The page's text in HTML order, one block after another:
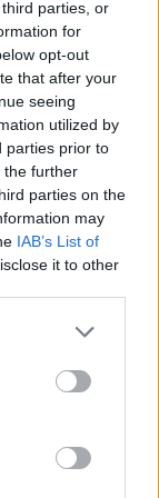
parties, or
for
opt-out
that after your
seeing
utilized by
parties prior to
the further
parties on the
may
IAB’s List of
it to other
wielkiej
całe
idei.
jarzma
i powrotu
z jego
się
zamachu
sumienie i